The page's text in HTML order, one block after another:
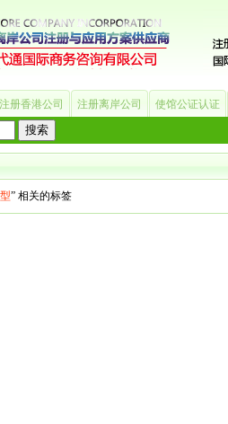
注册香港公司 注册离岸公司 使馆公证认证
公司 英国公司 银行开户 香港公司 商标注册
” 相关的标签